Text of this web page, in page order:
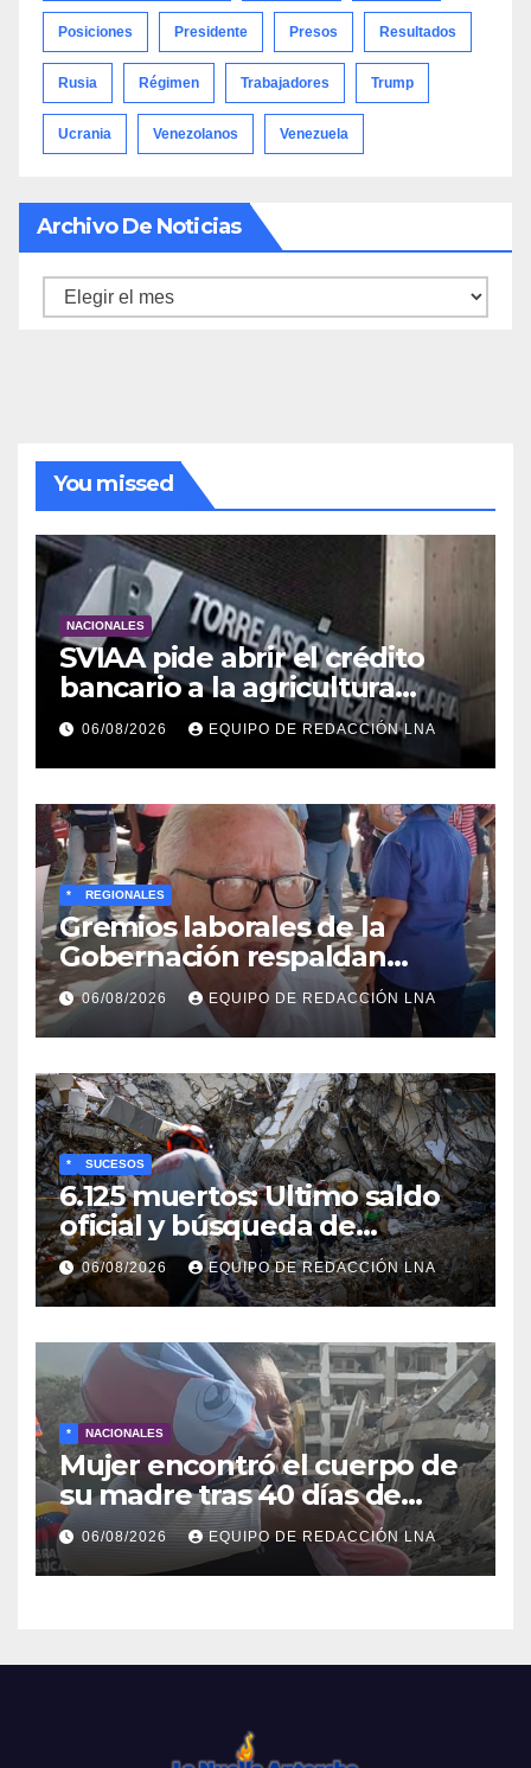
Posiciones Presidente Presos Resultados
Rusia Régimen Trabajadores Trump
Ucrania Venezolanos Venezuela
Archivo De Noticias
Archivo
You missed
NACIONALES
SVIAA pide abrir el crédito
bancario a la agricultura
familiar en Venezuela
06/08/2026 EQUIPO DE REDACCIÓN LNA
* REGIONALES
Gremios laborales de la
Gobernación respaldan
propuesta de Bono
Recreativo de 100 dólares
para jubilados, pensionados y
activos
06/08/2026 EQUIPO DE REDACCIÓN LNA
* SUCESOS
6.125 muertos: Ultimo saldo
oficial y búsqueda de
cadáveres continúa entre los
escombros
06/08/2026 EQUIPO DE REDACCIÓN LNA
* NACIONALES
Mujer encontró el cuerpo de
su madre tras 40 días de
búsqueda en Tanaguarena
06/08/2026 EQUIPO DE REDACCIÓN LNA